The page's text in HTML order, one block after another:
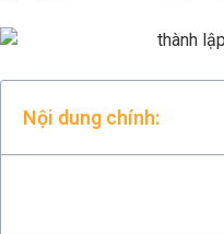
Nội dung chính: